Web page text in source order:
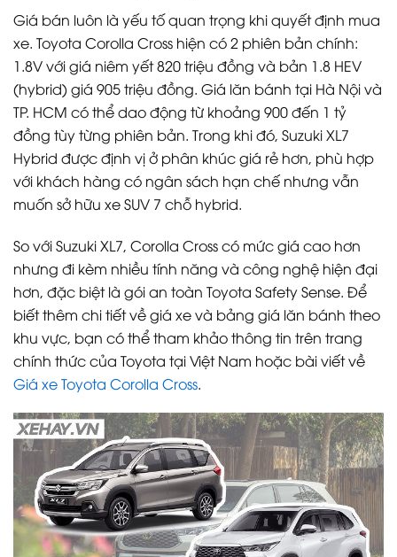
Giá bán luôn là yếu tố quan trọng khi quyết định mua
xe. Toyota Corolla Cross hiện có 2 phiên bản chính:
1.8V với giá niêm yết 820 triệu đồng và bản 1.8 HEV
(hybrid) giá 905 triệu đồng. Giá lăn bánh tại Hà Nội và
TP. HCM có thể dao động từ khoảng 900 đến 1 tỷ
đồng tùy từng phiên bản. Trong khi đó, Suzuki XL7
Hybrid được định vị ở phân khúc giá rẻ hơn, phù hợp
với khách hàng có ngân sách hạn chế nhưng vẫn
muốn sở hữu xe SUV 7 chỗ hybrid.
So với Suzuki XL7, Corolla Cross có mức giá cao hơn
nhưng đi kèm nhiều tính năng và công nghệ hiện đại
hơn, đặc biệt là gói an toàn Toyota Safety Sense. Để
biết thêm chi tiết về giá xe và bảng giá lăn bánh theo
khu vực, bạn có thể tham khảo thông tin trên trang
chính thức của Toyota tại Việt Nam hoặc bài viết về
Giá xe Toyota Corolla Cross.